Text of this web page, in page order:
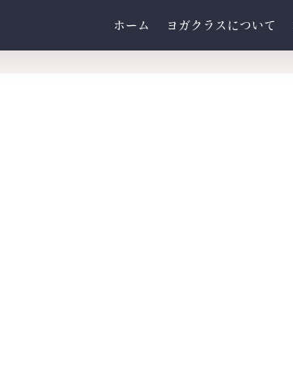
ホーム ヨガクラスについて